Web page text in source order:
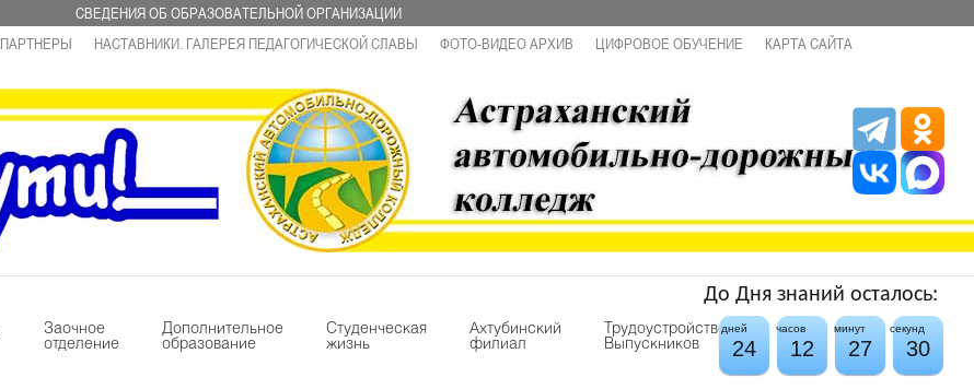
СВЕДЕНИЯ ОБ ОБРАЗОВАТЕЛЬНОЙ ОРГАНИЗАЦИИ
ПАРТНЕРЫ
НАСТАВНИКИ. ГАЛЕРЕЯ ПЕДАГОГИЧЕСКОЙ СЛАВЫ ФОТО-ВИДЕО АРХИВ ЦИФРОВОЕ ОБУЧЕНИЕ КАРТА САЙТА
Заочное
отделение
Дополнительное
образование
Студенческая
жизнь
Ахтубинский
филиал
Трудоустройство
Выпускников
До Дня знаний осталось:
дней часов минут секунд
24 12 27 30